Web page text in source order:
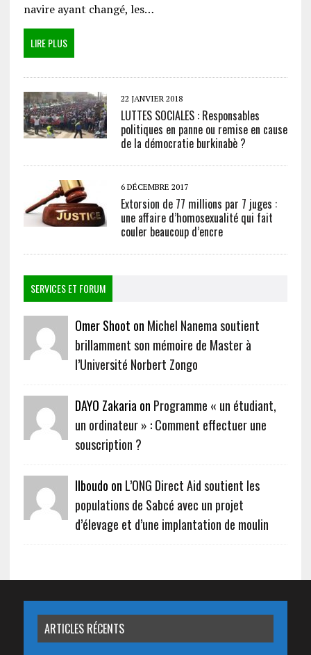
navire ayant changé, les…
LIRE PLUS
22 JANVIER 2018
LUTTES SOCIALES : Responsables
politiques en panne ou remise en cause
de la démocratie burkinabè ?
6 DÉCEMBRE 2017
Extorsion de 77 millions par 7 juges :
une affaire d’homosexualité qui fait
couler beaucoup d’encre
SERVICES ET FORUM
Omer Shoot on Michel Nanema soutient
brillamment son mémoire de Master à
l’Université Norbert Zongo
DAYO Zakaria on Programme « un étudiant,
un ordinateur » : Comment effectuer une
souscription ?
Ilboudo on L’ONG Direct Aid soutient les
populations de Sabcé avec un projet
d’élevage et d’une implantation de moulin
ARTICLES RÉCENTS